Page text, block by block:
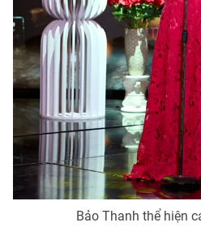
Bảo Thanh thể hiện